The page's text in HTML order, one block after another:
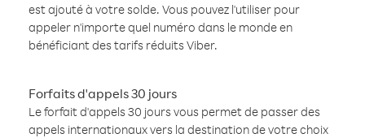
est ajouté à votre solde. Vous pouvez l'utiliser pour
appeler n'importe quel numéro dans le monde en
bénéficiant des tarifs réduits Viber.
Forfaits d'appels 30 jours
Le forfait d'appels 30 jours vous permet de passer des
appels internationaux vers la destination de votre choix